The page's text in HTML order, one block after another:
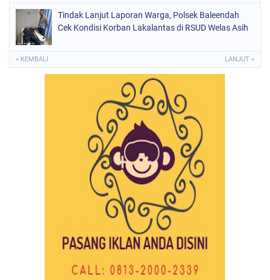
Tindak Lanjut Laporan Warga, Polsek Baleendah
Cek Kondisi Korban Lakalantas di RSUD Welas Asih
« KEMBALI LANJUT »